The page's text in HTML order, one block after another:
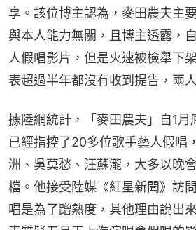
享。該位博主認為，麥田農夫主
與本人能力無關，且博主透露，
人假唱影片，但是火速被檢舉下
表超過半年都沒有收到提告，兩
據陸網統計，「麥田農夫」自1月
已經指控了20多位歌手藝人假唱
洲、吳莫愁、汪蘇瀧，大多以晚
檔。他接受陸媒《紅星新聞》訪
唱是為了蹭熱度，其他理由說出